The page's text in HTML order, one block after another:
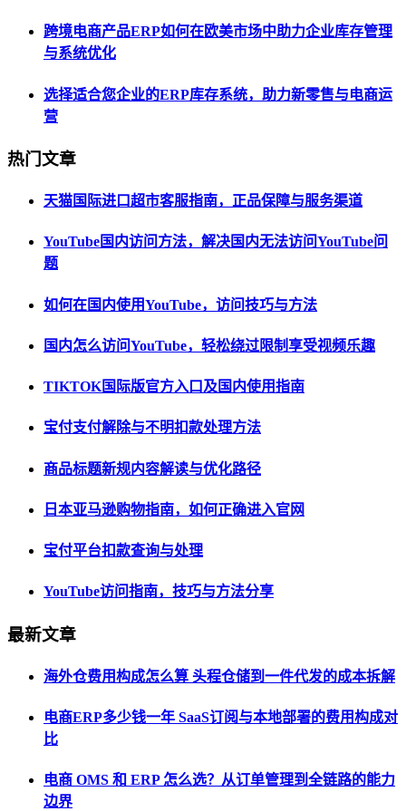
跨境电商产品ERP如何在欧美市场中助力企业库存管理
与系统优化
选择适合您企业的ERP库存系统，助力新零售与电商运
营
热门文章
天猫国际进口超市客服指南，正品保障与服务渠道
YouTube国内访问方法，解决国内无法访问YouTube问
题
如何在国内使用YouTube，访问技巧与方法
国内怎么访问YouTube，轻松绕过限制享受视频乐趣
TIKTOK国际版官方入口及国内使用指南
宝付支付解除与不明扣款处理方法
商品标题新规内容解读与优化路径
日本亚马逊购物指南，如何正确进入官网
宝付平台扣款查询与处理
YouTube访问指南，技巧与方法分享
最新文章
海外仓费用构成怎么算 头程仓储到一件代发的成本拆解
电商ERP多少钱一年 SaaS订阅与本地部署的费用构成对
比
电商 OMS 和 ERP 怎么选？从订单管理到全链路的能力
边界